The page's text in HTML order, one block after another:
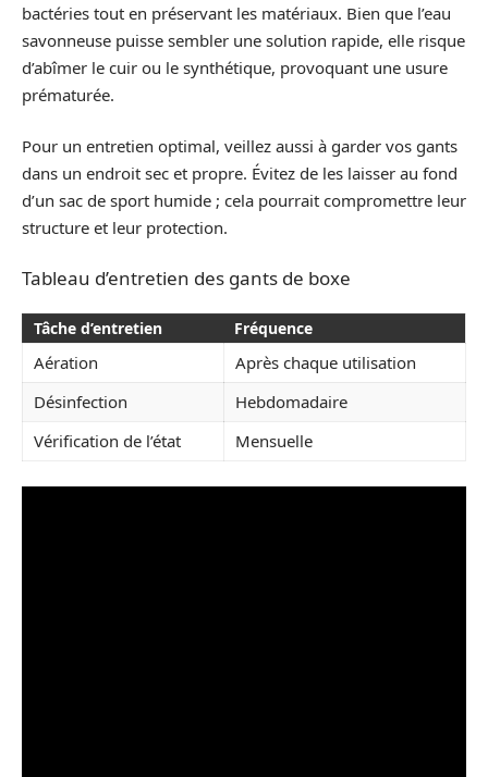
bactéries tout en préservant les matériaux. Bien que l’eau
savonneuse puisse sembler une solution rapide, elle risque
d’abîmer le cuir ou le synthétique, provoquant une usure
prématurée.
Pour un entretien optimal, veillez aussi à garder vos gants
dans un endroit sec et propre. Évitez de les laisser au fond
d’un sac de sport humide ; cela pourrait compromettre leur
structure et leur protection.
Tableau d’entretien des gants de boxe
Tâche d’entretien Fréquence
Aération
Après chaque utilisation
Désinfection
Hebdomadaire
Vérification de l’état
Mensuelle